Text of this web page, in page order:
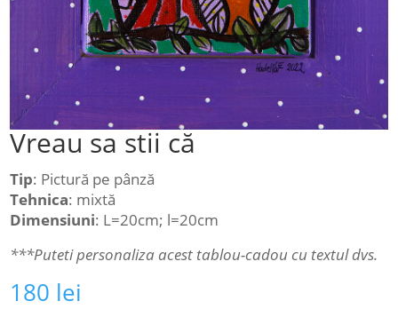
Vreau sa stii că
Tip: Pictură pe pânză
Tehnica: mixtă
Dimensiuni: L=20cm; l=20cm
***Puteti personaliza acest tablou-cadou cu textul dvs.
180 lei